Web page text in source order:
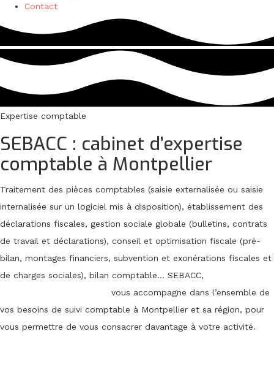
Contact
Expertise comptable
SEBACC : cabinet d’expertise
comptable à Montpellier
Traitement des pièces comptables (saisie externalisée ou saisie
internalisée sur un logiciel mis à disposition), établissement des
déclarations fiscales, gestion sociale globale (bulletins, contrats
de travail et déclarations), conseil et optimisation fiscale (pré-
bilan, montages financiers, subvention et exonérations fiscales et
de charges sociales), bilan comptable… SEBACC,
vous accompagne dans l’ensemble de
vos besoins de suivi comptable à Montpellier et sa région, pour
vous permettre de vous consacrer davantage à votre activité.